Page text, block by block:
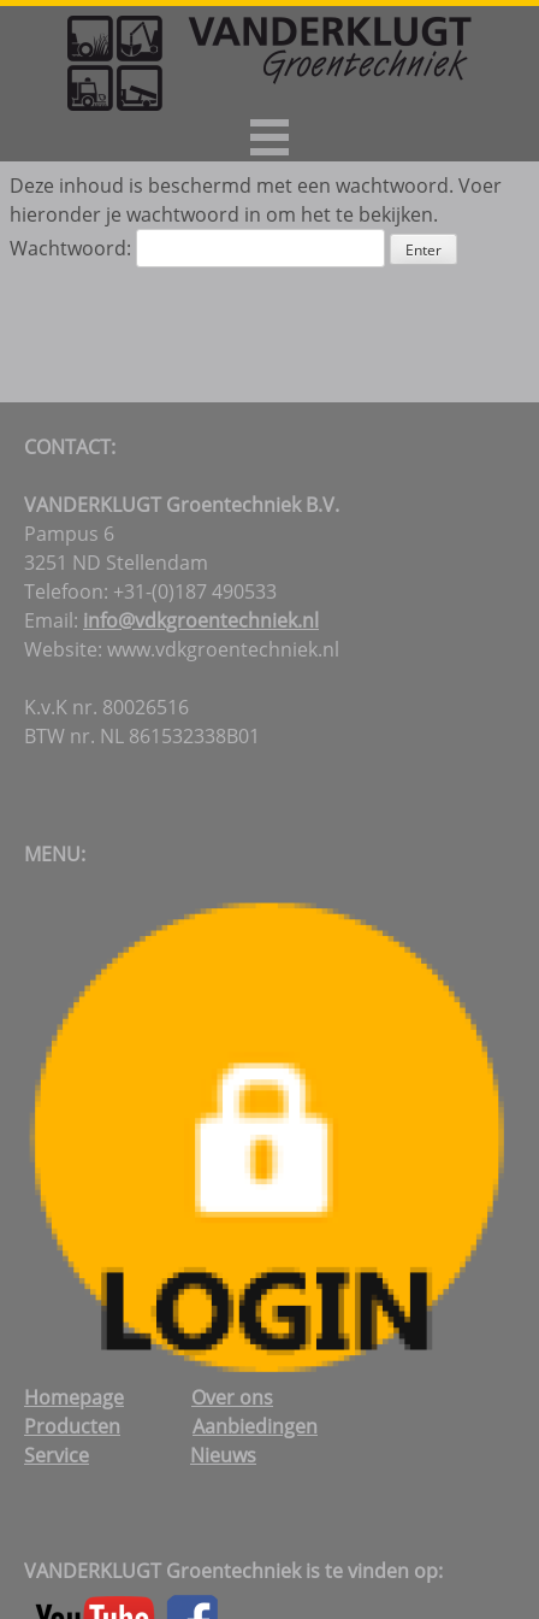
Deze inhoud is beschermd met een wachtwoord. Voer
hieronder je wachtwoord in om het te bekijken.
Wachtwoord:
CONTACT:
VANDERKLUGT Groentechniek B.V.
Pampus 6
3251 ND Stellendam
Telefoon: +31-(0)187 490533
Email: info@vdkgroentechniek.nl
Website: www.vdkgroentechniek.nl
K.v.K nr. 80026516
BTW nr. NL 861532338B01
MENU:
Homepage
Over ons
Producten
Aanbiedingen
Service
Nieuws
VANDERKLUGT Groentechniek is te vinden op: